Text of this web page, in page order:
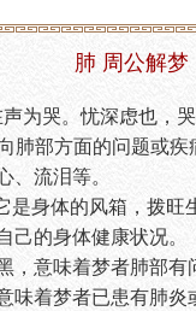
肺 周公解梦
为哭。忧深虑也，哭
肺部方面的问题或
、流泪等。
是身体的风箱，拨旺
己的身体健康状况。
，意味着梦者肺部有
味着梦者已患有肺炎